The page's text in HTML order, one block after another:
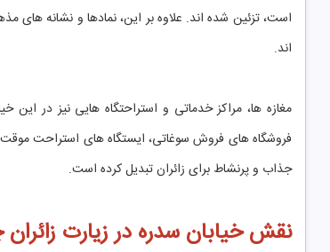
است، تزئین شده اند. علاوه بر این، نمادها و نشانه
اند.
مغازه ها، مراکز خدماتی و استراحتگاه هایی نیز در این
فروشگاه های فروش سوغاتی، ایستگاه های استراحت موقت،
جذاب و پرنشاط برای زائران تبدیل کرده است.
نقش خیابان سدره در زیارت